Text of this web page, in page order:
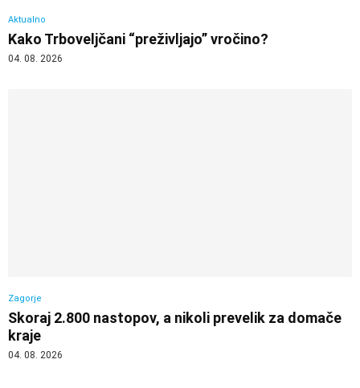
Aktualno
Kako Trboveljčani “preživljajo” vročino?
04. 08. 2026
Zagorje
Skoraj 2.800 nastopov, a nikoli prevelik za domače
kraje
04. 08. 2026